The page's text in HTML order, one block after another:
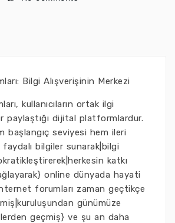
Bilgi Alışverişinin Merkezi
kullanıcıların ortak ilgi
paylaştığı dijital platformlardur.
başlangıç seviyesi hem ileri
faydalı bilgiler sunarak|bilgi
katkı
online dünyada hayati
forumları zaman geçtikçe
günümüze
geçmiş} ve şu an daha